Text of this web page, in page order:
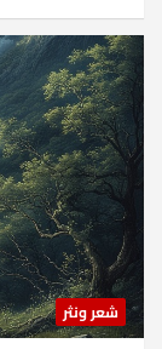
شعر ونثر